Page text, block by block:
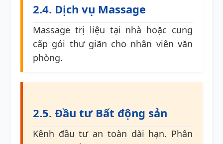
2.4. Dịch vụ Massage
Massage trị liệu tại nhà hoặc cung
cấp gói thư giãn cho nhân viên văn
phòng.
2.5. Đầu tư Bất động sản
Kênh đầu tư an toàn dài hạn. Phân